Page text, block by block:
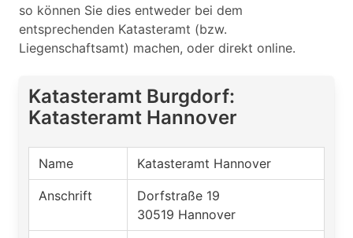
so können Sie dies entweder bei dem
entsprechenden Katasteramt (bzw.
Liegenschaftsamt) machen, oder direkt online.
Katasteramt Burgdorf:
Katasteramt Hannover
Name Katasteramt Hannover
Anschrift
Dorfstraße 19
30519 Hannover